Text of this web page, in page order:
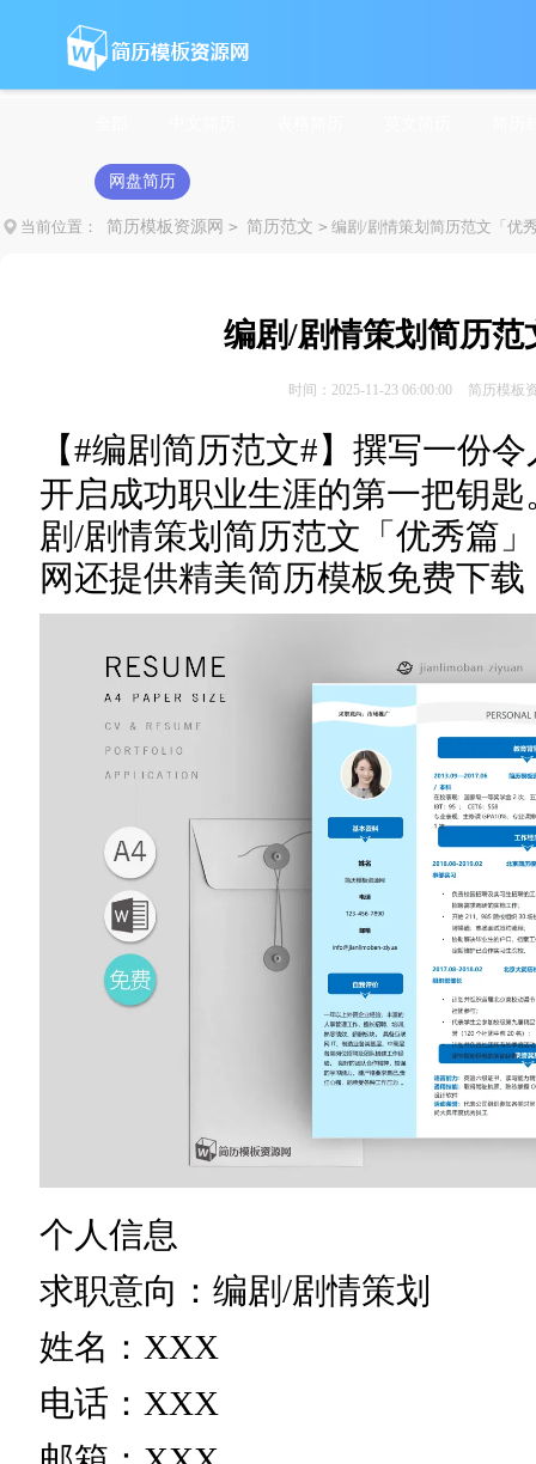
网盘简历
当前位置： 简历模板资源网 > 简历范文 > 编剧/剧情策划简历范文「优
编剧/剧情策划简历范
时间：2025-11-23 06:00:00 简历模板
【#编剧简历范文#】撰写一份
开启成功职业生涯的第一把钥
剧/剧情策划简历范文「优秀篇
网还提供精美简历模板免费下
个人信息
求职意向：编剧/剧情策划
姓名：XXX
电话：XXX